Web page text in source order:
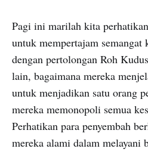
Pagi ini marilah kita
untuk mempertajam
dengan pertolongan Roh
lain, bagaimana mereka
untuk menjadikan satu orang
mereka memonopoli semua
Perhatikan para penyembah
mereka alami dalam melayani